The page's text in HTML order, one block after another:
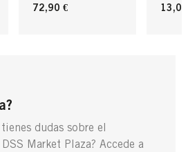
72,90 €
dudas sobre el
Market Plaza? Accede a